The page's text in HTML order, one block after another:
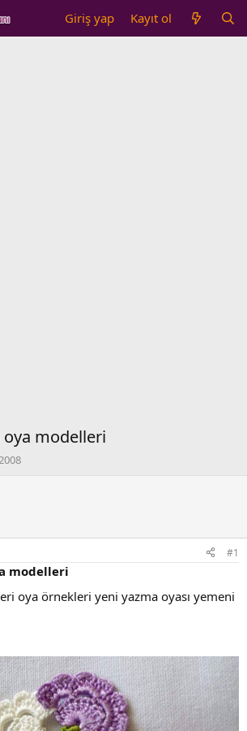
Giriş yap Kayıt ol
oya modelleri
#1
modelleri
oya örnekleri yeni yazma oyası yemeni